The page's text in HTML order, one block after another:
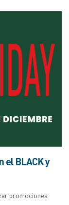
el BLACK y
promociones